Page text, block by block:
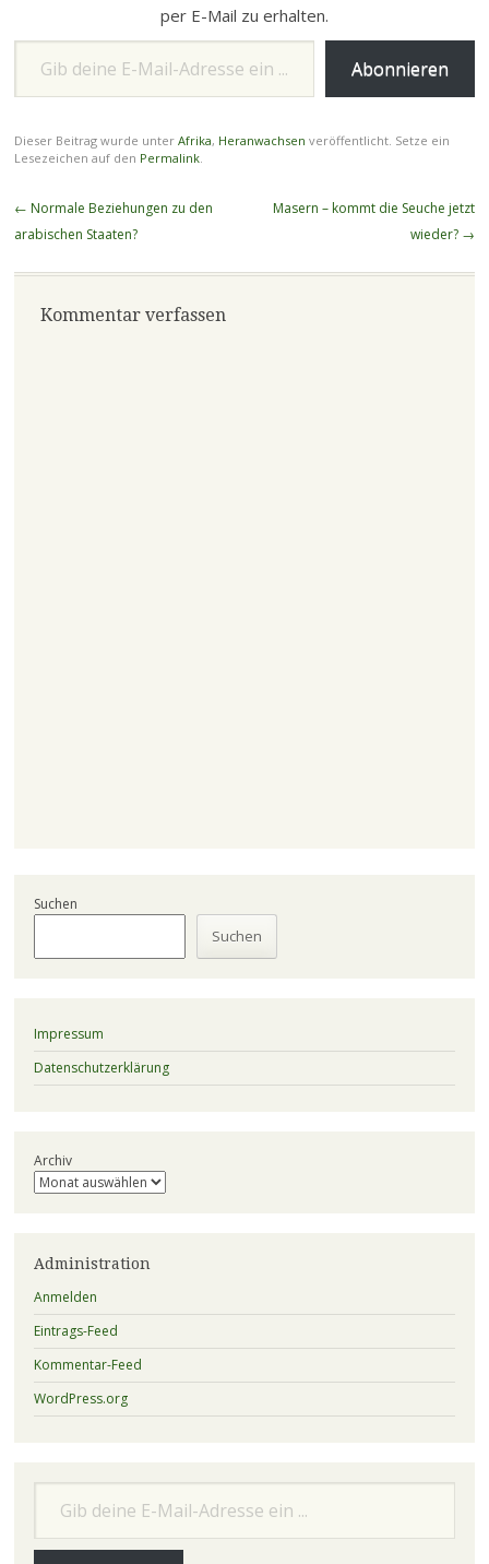
per E-Mail zu erhalten.
Gib deine E-Mail-Adresse ein ...
Abonnieren
Dieser Beitrag wurde unter Afrika, Heranwachsen veröffentlicht. Setze ein
Lesezeichen auf den Permalink.
Beitragsnavigation
← Normale Beziehungen zu den
arabischen Staaten?
Masern – kommt die Seuche jetzt
wieder? →
Kommentar verfassen
Suchen
Suchen
Impressum
Datenschutzerklärung
Archiv
Administration
Anmelden
Eintrags-Feed
Kommentar-Feed
WordPress.org
Gib deine E-Mail-Adresse ein ...